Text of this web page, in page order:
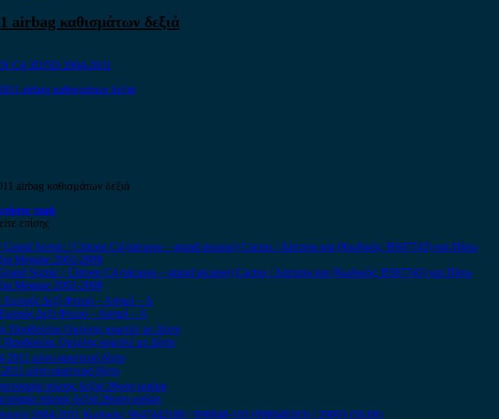
airbag καθισμάτων δεξιά
C4 3D/5D 2004-2011
airbag καθισμάτων δεξιά
τιμή
επίσης
Scenic / Citroen C4 (picasso – grand picasso) Cactus / Aircross και (Κωδικός: B507743) και Πίσω
Megane 2002-2008
Δεξί Φτερό – Ασημί – Α
Ομίχλης κομπλέ με Δίχτυ
μόνο αριστερό δίχτυ
πόρτας δεξιά 2θυρη μαύρη